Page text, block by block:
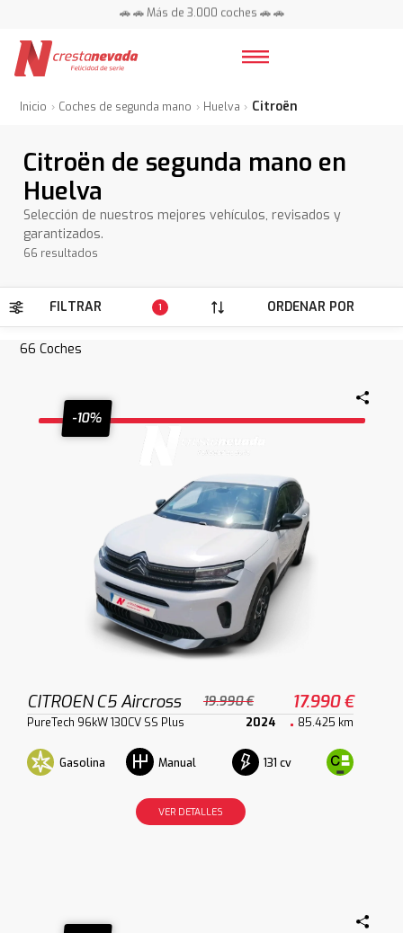
📍 Centros en toda España ⭐
📍 Centros en toda España ⭐
Inicio Coches de segunda mano Huelva Citroën
Citroën de segunda mano en
Huelva
Selección de nuestros mejores vehículos, revisados y
garantizados.
66 resultados
FILTRAR 1 ORDENAR POR
66 Coches
-10%
CITROEN C5 Aircross 19.990 € 17.990 €
PureTech 96kW 130CV SS Plus 2024 85.425 km
Gasolina Manual 131 cv
VER DETALLES